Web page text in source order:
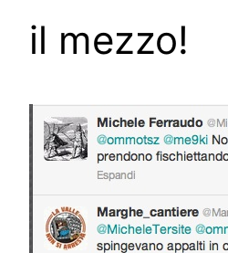
il mezzo!